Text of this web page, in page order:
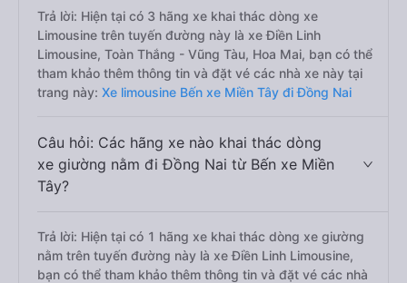
Trả lời: Hiện tại có 3 hãng xe khai thác dòng xe
Limousine trên tuyến đường này là xe Điền Linh
Limousine, Toàn Thắng - Vũng Tàu, Hoa Mai, bạn có thể
tham khảo thêm thông tin và đặt vé các nhà xe này tại
trang này: Xe limousine Bến xe Miền Tây đi Đồng Nai
Câu hỏi: Các hãng xe nào khai thác dòng
xe giường nằm đi Đồng Nai từ Bến xe Miền
Tây?
Trả lời: Hiện tại có 1 hãng xe khai thác dòng xe giường
nằm trên tuyến đường này là xe Điền Linh Limousine,
bạn có thể tham khảo thêm thông tin và đặt vé các nhà